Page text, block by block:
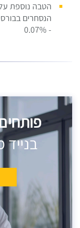
הטבה נוספת
הנסחרים
- 0.07%
בנייד